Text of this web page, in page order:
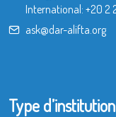
International: +20 2
ask@dar-alifta.org
Type d’institution